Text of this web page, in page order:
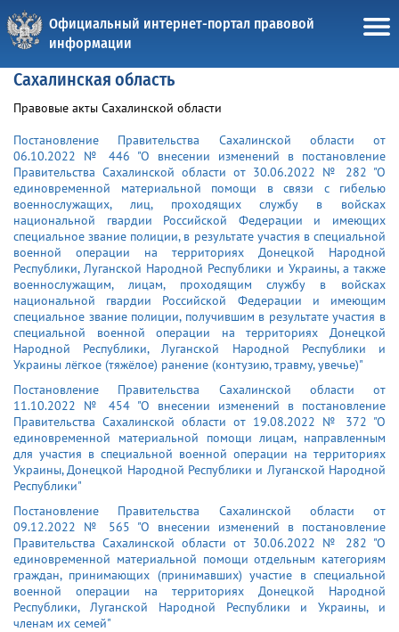
Официальный интернет-портал правовой
информации
Сахалинская область
Правовые акты Сахалинской области
Постановление Правительства Сахалинской области от
06.10.2022 № 446 "О внесении изменений в постановление
Правительства Сахалинской области от 30.06.2022 № 282 "О
единовременной материальной помощи в связи с гибелью
военнослужащих, лиц, проходящих службу в войсках
национальной гвардии Российской Федерации и имеющих
специальное звание полиции, в результате участия в специальной
военной операции на территориях Донецкой Народной
Республики, Луганской Народной Республики и Украины, а также
военнослужащим, лицам, проходящим службу в войсках
национальной гвардии Российской Федерации и имеющим
специальное звание полиции, получившим в результате участия в
специальной военной операции на территориях Донецкой
Народной Республики, Луганской Народной Республики и
Украины лёгкое (тяжёлое) ранение (контузию, травму, увечье)"
Постановление Правительства Сахалинской области от
11.10.2022 № 454 "О внесении изменений в постановление
Правительства Сахалинской области от 19.08.2022 № 372 "О
единовременной материальной помощи лицам, направленным
для участия в специальной военной операции на территориях
Украины, Донецкой Народной Республики и Луганской Народной
Республики"
Постановление Правительства Сахалинской области от
09.12.2022 № 565 "О внесении изменений в постановление
Правительства Сахалинской области от 30.06.2022 № 282 "О
единовременной материальной помощи отдельным категориям
граждан, принимающих (принимавших) участие в специальной
военной операции на территориях Донецкой Народной
Республики, Луганской Народной Республики и Украины, и
членам их семей"